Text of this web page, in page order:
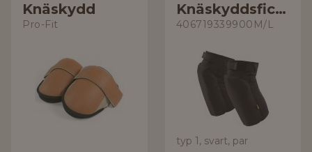
Knäskydd
Pro-Fit
Knäskyddsficka
406719339900M/L
typ 1, svart, par